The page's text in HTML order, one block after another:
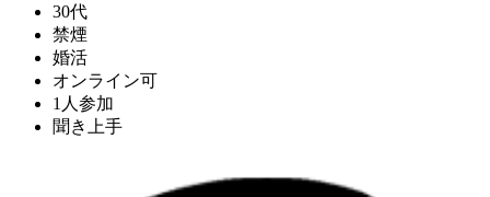
30代
禁煙
婚活
オンライン可
1人参加
聞き上手